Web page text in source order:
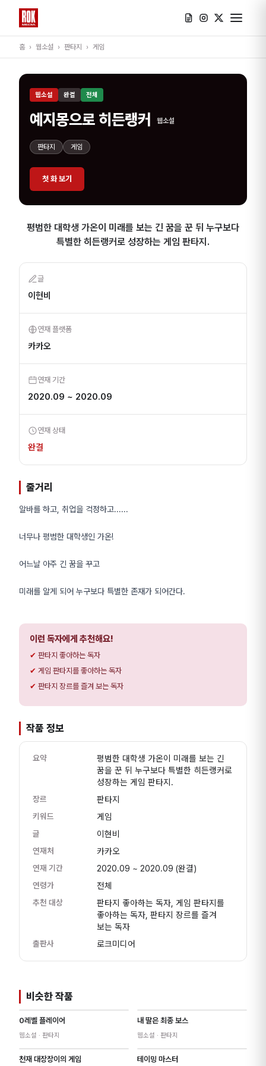
홈 › 웹소설 › 판타지 › 게임
웹소설 완결 전체
예지몽으로 히든랭커 웹소설
판타지 게임
첫 화 보기
평범한 대학생 가온이 미래를 보는 긴 꿈을 꾼 뒤 누구보다
특별한 히든랭커로 성장하는 게임 판타지.
글
이현비
연재 플랫폼
카카오
연재 기간
2020.09 ~ 2020.09
연재 상태
완결
줄거리
알바를 하고, 취업을 걱정하고......
너무나 평범한 대학생인 가온!
어느날 아주 긴 꿈을 꾸고
미래를 알게 되어 누구보다 특별한 존재가 되어간다.
이런 독자에게 추천해요!
판타지 좋아하는 독자
게임 판타지를 좋아하는 독자
판타지 장르를 즐겨 보는 독자
작품 정보
요약
평범한 대학생 가온이 미래를 보는 긴
꿈을 꾼 뒤 누구보다 특별한 히든랭커로
성장하는 게임 판타지.
장르 판타지
키워드 게임
글 이현비
연재처 카카오
연재 기간 2020.09 ~ 2020.09 (완결)
연령가 전체
추천 대상
판타지 좋아하는 독자, 게임 판타지를
좋아하는 독자, 판타지 장르를 즐겨
보는 독자
출판사 로크미디어
비슷한 작품
0레벨 플레이어
웹소설 · 판타지
내 딸은 최종 보스
웹소설 · 판타지
천재 대장장이의 게임 테이밍 마스터